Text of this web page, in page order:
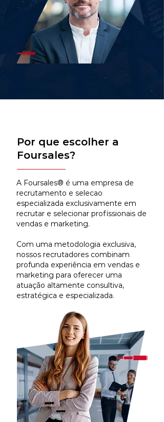
Por que escolher a
Foursales?
A Foursales® é uma empresa de
recrutamento e selecao
especializada exclusivamente em
recrutar e selecionar profissionais de
vendas e marketing.
Com uma metodologia exclusiva,
nossos recrutadores combinam
profunda experiência em vendas e
marketing para oferecer uma
atuação altamente consultiva,
estratégica e especializada.